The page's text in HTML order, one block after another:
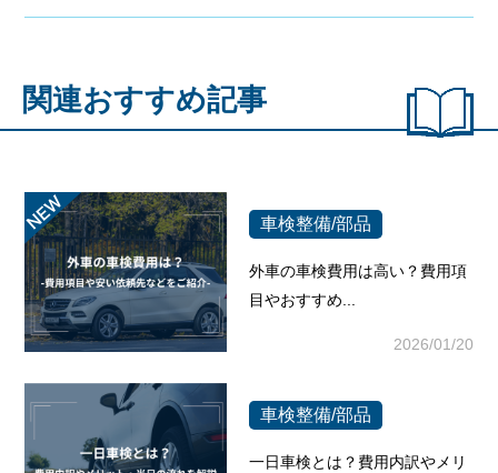
関連おすすめ記事
車検整備/部品
外車の車検費用は高い？費用項
目やおすすめ...
2026/01/20
車検整備/部品
一日車検とは？費用内訳やメリ